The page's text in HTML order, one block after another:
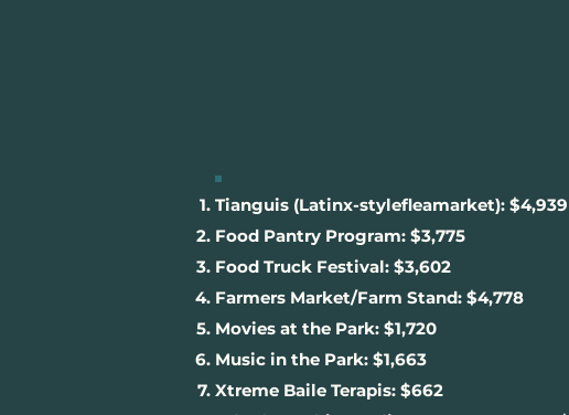
Tianguis (Latinx-stylefleamarket): $4,939
Food Pantry Program: $3,775
Food Truck Festival: $3,602
Farmers Market/Farm Stand: $4,778
Movies at the Park: $1,720
Music in the Park: $1,663
Xtreme Baile Terapis: $662